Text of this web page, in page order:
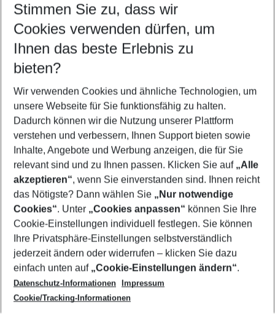
Abflughafen wählen
Beliebiger Abflughafen
Reisezeitraum wählen
08.08.26– 06.08.27 5-8 Nächte
2 Erwachsene Keine Kinder
Mehr Filter anzeigen
Footer
Footer navigation
Über uns
AGB
Cookie-Einstellungen ändern
Cookie-Richtlinie
Datenschutz
Service & Hilfe
Barrierefreies Reisen
Check-in
Folgen Sie uns
Stimmen Sie zu, dass wir
Cookies verwenden dürfen, um
Ihnen das beste Erlebnis zu
bieten?
Wir verwenden Cookies und ähnliche Technologien, um
unsere Webseite für Sie funktionsfähig zu halten.
Dadurch können wir die Nutzung unserer Plattform
verstehen und verbessern, Ihnen Support bieten sowie
Inhalte, Angebote und Werbung anzeigen, die für Sie
relevant sind und zu Ihnen passen. Klicken Sie auf „Alle
akzeptieren“, wenn Sie einverstanden sind. Ihnen reicht
das Nötigste? Dann wählen Sie „Nur notwendige
Cookies“. Unter „Cookies anpassen“ können Sie Ihre
Cookie-Einstellungen individuell festlegen. Sie können
Ihre Privatsphäre-Einstellungen selbstverständlich
jederzeit ändern oder widerrufen – klicken Sie dazu
einfach unten auf „Cookie-Einstellungen ändern“.
Datenschutz-Informationen
Impressum
Cookie/Tracking-Informationen